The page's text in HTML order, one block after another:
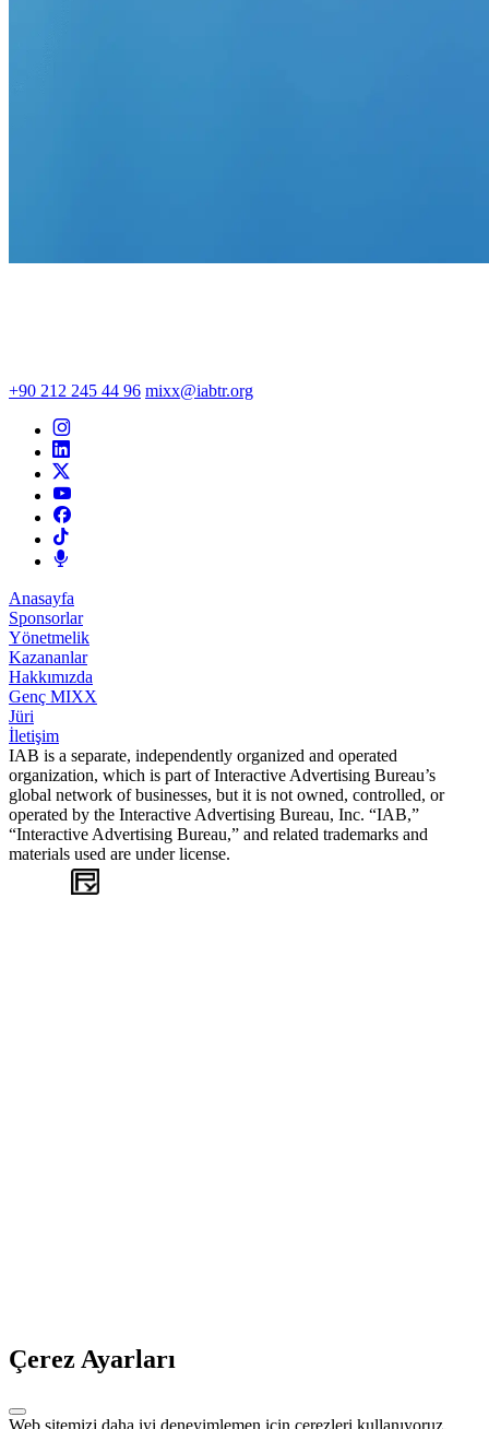
+90 212 245 44 96 mixx@iabtr.org
Anasayfa
Sponsorlar
Yönetmelik
Kazananlar
Hakkımızda
Genç MIXX
Jüri
İletişim
IAB is a separate, independently organized and operated
organization, which is part of Interactive Advertising Bureau’s
global network of businesses, but it is not owned, controlled, or
operated by the Interactive Advertising Bureau, Inc. “IAB,”
“Interactive Advertising Bureau,” and related trademarks and
materials used are under license.
Çerez Ayarları
Web sitemizi daha iyi deneyimlemen için çerezleri kullanıyoruz.